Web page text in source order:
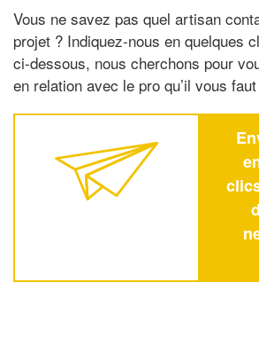
Vous ne savez pas quel artisan
projet ? Indiquez-nous en quelques
ci-dessous, nous cherchons pour
en relation avec le pro qu’il vous